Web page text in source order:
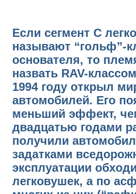
Если сегмент С
называют “гольф”-
основателя, то
назвать RAV-
1994 году открыл
автомобилей. Его
меньший эффект,
двадцатью годами
получили
задатками
эксплуатации
легковушек, а по